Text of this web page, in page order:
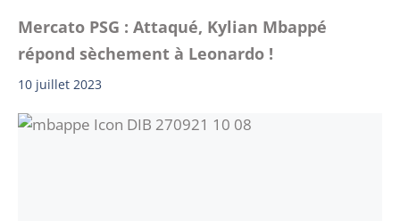
Mercato PSG : Attaqué, Kylian Mbappé
répond sèchement à Leonardo !
10 juillet 2023